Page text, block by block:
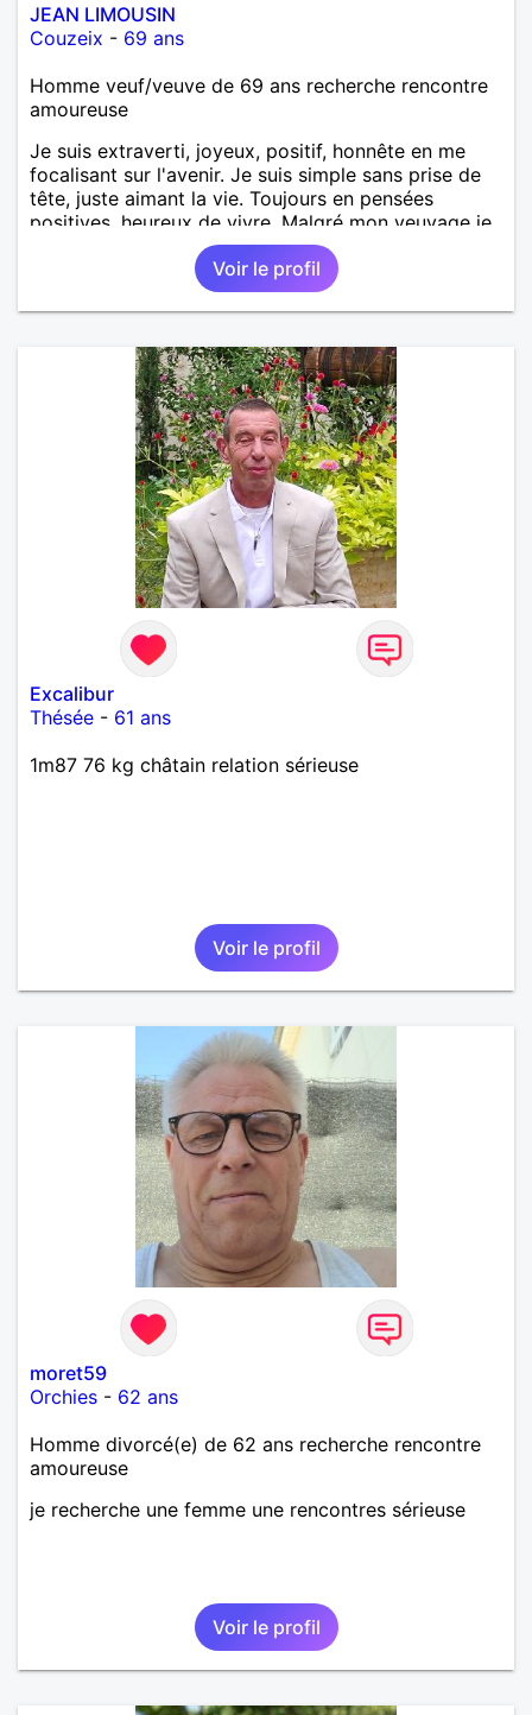
JEAN LIMOUSIN
Couzeix - 69 ans
Homme veuf/veuve de 69 ans recherche rencontre
amoureuse
Je suis extraverti, joyeux, positif, honnête en me
focalisant sur l'avenir. Je suis simple sans prise de
tête, juste aimant la vie. Toujours en pensées
positives, heureux de vivre. Malgré mon veuvage je
me tourne vers l'avenir pour une deuxième vie
intense, remplie de joie, de tendresse et pourquoi
pas par la suite d'amour. Déjà dans un premier
temps, se connaître, puis s'apprécier et ensuite
d'étude, je ne me prends pas la tête sur ce niveau.
Mon meilleurs diplôme étant le CEP certificat
d'étude primaire. Avec ce diplôme on sait que je
sais lire, écrire et compter. En raison de mes
principes je ne corresponds pas avec les
demoiselles approchant les moins de 60 ans
Voir le profil
Excalibur
Thésée - 61 ans
1m87 76 kg châtain relation sérieuse
Voir le profil
moret59
Orchies - 62 ans
Homme divorcé(e) de 62 ans recherche rencontre
amoureuse
je recherche une femme une rencontres sérieuse
Voir le profil